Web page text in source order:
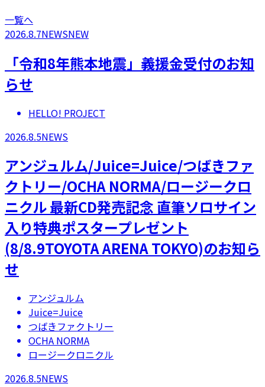
一覧へ
2026.8.7NEWSNEW
「令和8年熊本地震」義援金受付のお知
らせ
HELLO! PROJECT
2026.8.5NEWS
アンジュルム/Juice=Juice/つばきファ
クトリー/OCHA NORMA/ロージークロ
ニクル 最新CD発売記念 直筆ソロサイン
入り特典ポスタープレゼント
(8/8.9TOYOTA ARENA TOKYO)のお知ら
せ
アンジュルム
Juice=Juice
つばきファクトリー
OCHA NORMA
ロージークロニクル
2026.8.5NEWS